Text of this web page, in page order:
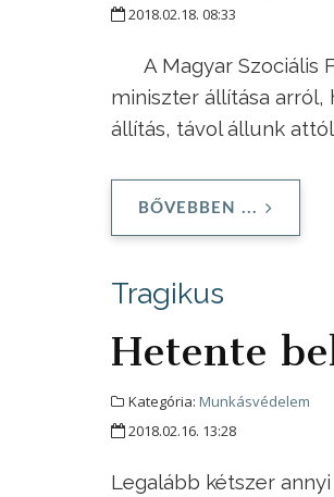
2018.02.18. 08:33
A Magyar Szociális
miniszter állítása arról,
állítás, távol állunk
BŐVEBBEN ...
Tragikus
Hetente
Kategória: Munkásvédelem
2018.02.16. 13:28
Legalább kétszer